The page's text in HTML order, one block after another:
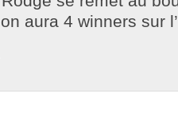
aura 4 winners sur